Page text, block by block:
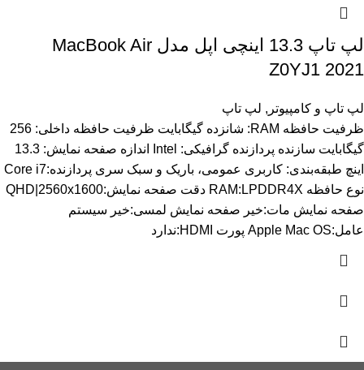
لپ تاپ 13.3 اینچی اپل مدل MacBook Air
Z0YJ1 2021
لپ تاپ و کامپیوتر , لپ تاپ
ظرفیت حافظه RAM: شانزده گیگابایت ظرفیت حافظه داخلی: 256
گیگابایت سازنده پردازنده گرافیکی: Intel اندازه صفحه نمایش: 13.3
اینچ طبقه‌بندی: کاربری عمومی، باریک و سبک سری پردازنده:Core i7
نوع حافظه RAM:LPDDR4X دقت صفحه نمایش:QHD|2560x1600
صفحه نمایش مات:خیر صفحه نمایش لمسی:خیر سیستم
عامل:Apple Mac OS پورت HDMI:ندارد